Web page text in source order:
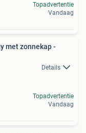
Topadvertentie
Vandaag
met zonnekap -
Details
Topadvertentie
Vandaag